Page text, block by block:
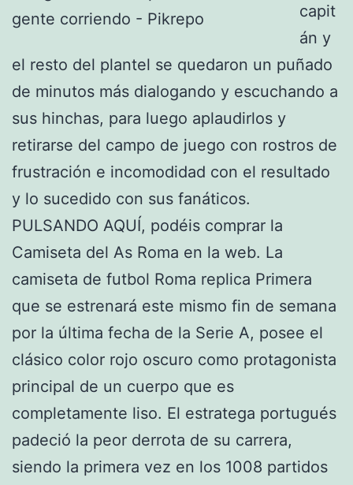
capit
án y
el resto del plantel se quedaron un puñado
de minutos más dialogando y escuchando a
sus hinchas, para luego aplaudirlos y
retirarse del campo de juego con rostros de
frustración e incomodidad con el resultado
y lo sucedido con sus fanáticos.
PULSANDO AQUÍ, podéis comprar la
Camiseta del As Roma en la web. La
camiseta de futbol Roma replica Primera
que se estrenará este mismo fin de semana
por la última fecha de la Serie A, posee el
clásico color rojo oscuro como protagonista
principal de un cuerpo que es
completamente liso. El estratega portugués
padeció la peor derrota de su carrera,
siendo la primera vez en los 1008 partidos